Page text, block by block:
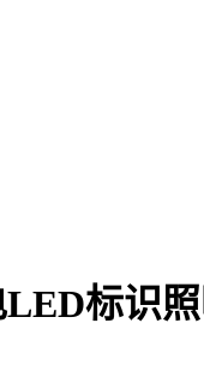
标识